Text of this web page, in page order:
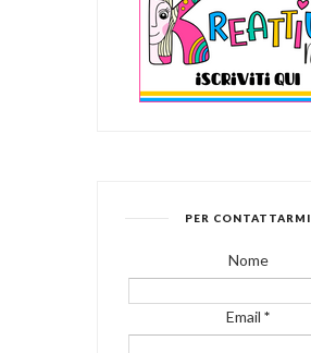
PER CONTATTARMI
Nome
Email*